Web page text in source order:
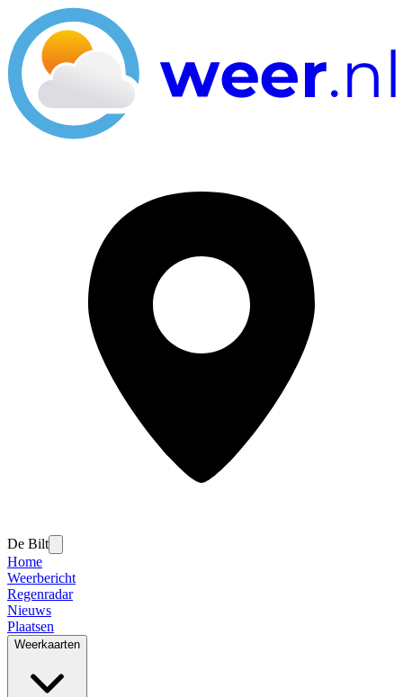
De Bilt
Home
Weerbericht
Regenradar
Nieuws
Plaatsen
Weerkaarten